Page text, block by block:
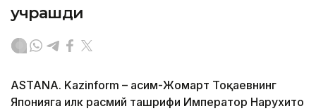
учрашди
ASTANA. Kazinform – Қасим-Жомарт Тоқаевнинг
Японияга илк расмий ташрифи Император Нарухито